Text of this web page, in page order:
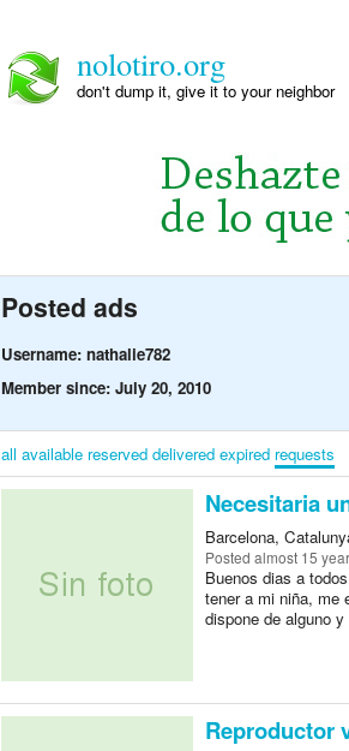
nolotiro.org
don't dump it, give it to your neighbor
Posted ads
Username: nathalie782
Member since: July 20, 2010
all available reserved delivered expired requests
Necesitaria
Barcelona,
Posted almost 15
Buenos dias a
tener a mi niña, me
dispone de alguno y
Reproductor